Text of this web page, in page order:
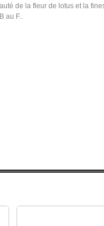
de la fleur de lotus et la
au F..